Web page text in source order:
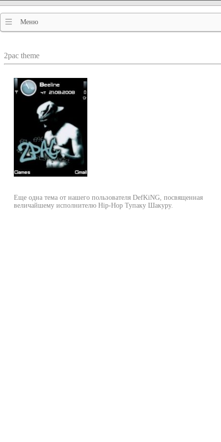
Меню
2pac theme
Еще одна тема от нашего пользователя DefKiNG, посвященная
величайшему исполнителю Hip-Hop Тупаку Шакуру.